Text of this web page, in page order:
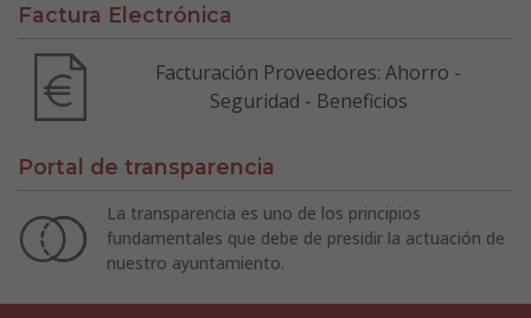
Factura Electrónica
Facturación Proveedores: Ahorro -
Seguridad - Beneficios
Portal de transparencia
La transparencia es uno de los principios
fundamentales que debe de presidir la actuación de
nuestro ayuntamiento.